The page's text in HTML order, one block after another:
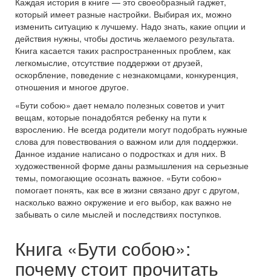
который имеет разные настройки. Выбирая их, можно
изменить ситуацию к лучшему. Надо знать, какие опции и
действия нужны, чтобы достичь желаемого результата.
Книга касается таких распространенных проблем, как
легкомыслие, отсутствие поддержки от друзей,
оскорбление, поведение с незнакомцами, конкуренция,
отношения и многое другое.
«Бути собою» дает немало полезных советов и учит
вещам, которые понадобятся ребенку на пути к
взрослению. Не всегда родители могут подобрать нужные
слова для повествования о важном или для поддержки.
Данное издание написано о подростках и для них. В
художественной форме даны размышления на серьезные
темы, помогающие осознать важное. «Бути собою»
помогает понять, как все в жизни связано друг с другом,
насколько важно окружение и его выбор, как важно не
забывать о силе мыслей и последствиях поступков.
Книга «Бути собою»:
почему стоит прочитать